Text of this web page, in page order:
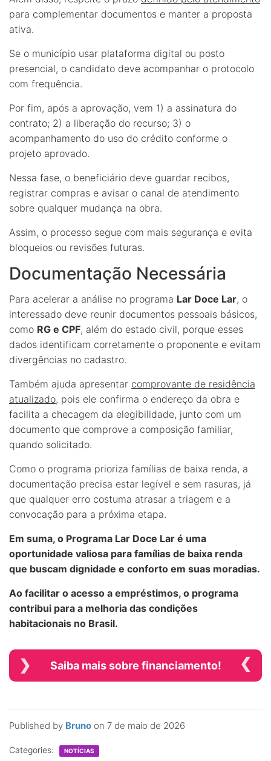
Published by Bruno on 7 de maio de 2026
para complementar documentos e manter a proposta
ativa.
Se o município usar plataforma digital ou posto
presencial, o candidato deve acompanhar o protocolo
com frequência.
Por fim, após a aprovação, vem 1) a assinatura do
contrato; 2) a liberação do recurso; 3) o
acompanhamento do uso do crédito conforme o
projeto aprovado.
Nessa fase, o beneficiário deve guardar recibos,
registrar compras e avisar o canal de atendimento
sobre qualquer mudança na obra.
Assim, o processo segue com mais segurança e evita
bloqueios ou revisões futuras.
Documentação Necessária
Para acelerar a análise no programa Lar Doce Lar, o
interessado deve reunir documentos pessoais básicos,
como RG e CPF, além do estado civil, porque esses
dados identificam corretamente o proponente e evitam
divergências no cadastro.
Também ajuda apresentar comprovante de residência
atualizado, pois ele confirma o endereço da obra e
facilita a checagem da elegibilidade, junto com um
documento que comprove a composição familiar,
quando solicitado.
Como o programa prioriza famílias de baixa renda, a
documentação precisa estar legível e sem rasuras, já
que qualquer erro costuma atrasar a triagem e a
convocação para a próxima etapa.
Em suma, o Programa Lar Doce Lar é uma
oportunidade valiosa para famílias de baixa renda
que buscam dignidade e conforto em suas moradias.
Ao facilitar o acesso a empréstimos, o programa
contribui para a melhoria das condições
habitacionais no Brasil.
Saiba mais sobre financiamento!
Categories: NOTÍCIAS